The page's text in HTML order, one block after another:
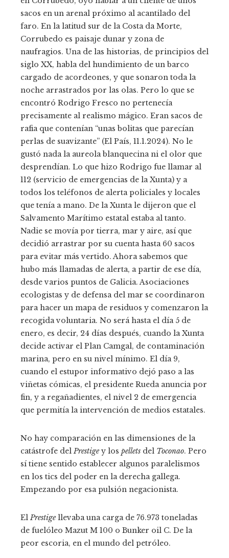
sacos en un arenal próximo al acantilado del
faro. En la latitud sur de la Costa da Morte,
Corrubedo es paisaje dunar y zona de
naufragios. Una de las historias, de principios del
siglo XX, habla del hundimiento de un barco
cargado de acordeones, y que sonaron toda la
noche arrastrados por las olas. Pero lo que se
encontró Rodrigo Fresco no pertenecía
precisamente al realismo mágico. Eran sacos de
rafia que contenían “unas bolitas que parecían
perlas de suavizante” (El País, 11.1.2024). No le
gustó nada la aureola blanquecina ni el olor que
desprendían. Lo que hizo Rodrigo fue llamar al
112 (servicio de emergencias de la Xunta) y a
todos los teléfonos de alerta policiales y locales
que tenía a mano. De la Xunta le dijeron que el
Salvamento Marítimo estatal estaba al tanto.
Nadie se movía por tierra, mar y aire, así que
decidió arrastrar por su cuenta hasta 60 sacos
para evitar más vertido. Ahora sabemos que
hubo más llamadas de alerta, a partir de ese día,
desde varios puntos de Galicia. Asociaciones
ecologistas y de defensa del mar se coordinaron
para hacer un mapa de residuos y comenzaron la
recogida voluntaria. No será hasta el día 5 de
enero, es decir, 24 días después, cuando la Xunta
decide activar el Plan Camgal, de contaminación
marina, pero en su nivel mínimo. El día 9,
cuando el estupor informativo dejó paso a las
viñetas cómicas, el presidente Rueda anuncia por
fin, y a regañadientes, el nivel 2 de emergencia
que permitía la intervención de medios estatales.
No hay comparación en las dimensiones de la
catástrofe delPrestigey los pellets del Toconao. Pero
sí tiene sentido establecer algunos paralelismos
en los tics del poder en la derecha gallega.
Empezando por esa pulsión negacionista.
ElPrestigellevaba una carga de 76.973 toneladas
de fuelóleo Mazut M 100 o Bunker oil C. De la
peor escoria, en el mundo del petróleo.